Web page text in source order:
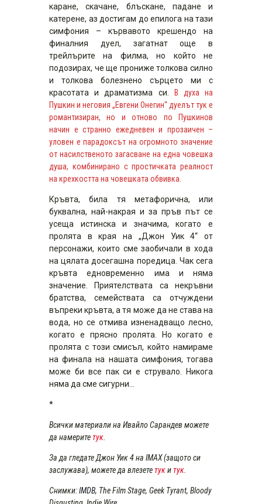
каране, скачане, блъскане, падане и
катерене, аз достигам до епилога на тази
симфония – кървавото крешендо на
финалния дуел, загатнат още в
трейлърите на филма, но който не
подозирах, че ще прониже толкова силно
и толкова болезнено сърцето ми с
красотата и драматизма си.
В духа на
Пушкин и неговия „Евгени Онегин“ дуелът тук е
романтизиран, но и отново по Пушкинов
начин е странно ежедневен и прозаичен –
уловен е парадоксът на огромното значение
от насилственото загасване на една човешка
душа, комбинирано с простичката реалност
на крехкостта на човешката обвивка.
Кръвта, била тя метафорична, или
буквална, най-накрая и за пръв път се
усеща истинска и значима, когато е
пролята в края на „Джон Уик 4“ от
персонажи, които сме заобичали в хода
на цялата досегашна поредица. Чак сега
кръвта едновременно има и няма
значение. Приятелствата са некръвни
братства, семействата са отчуждени
въпреки кръвта, а тя може да не става на
вода, но се отмива изненадващо лесно,
когато е прясно пролята. Но когато е
пролята с този смисъл, който намираме
на финала на нашата симфония, тогава
може би все пак си е струвало. Никога
няма да сме сигурни…
*
Всички материали на Ивайло Сарандев можете
да намеритетук
За да гледате Джон Уик 4 на IMAX (защото си
заслужава), можете да влезететукитук
Снимки:IMDB, The Film Stage, Geek Tyrant, Bloody